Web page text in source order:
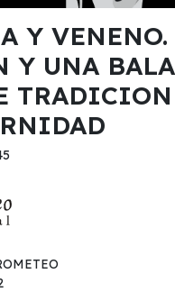
Y VENENO.
Y UNA